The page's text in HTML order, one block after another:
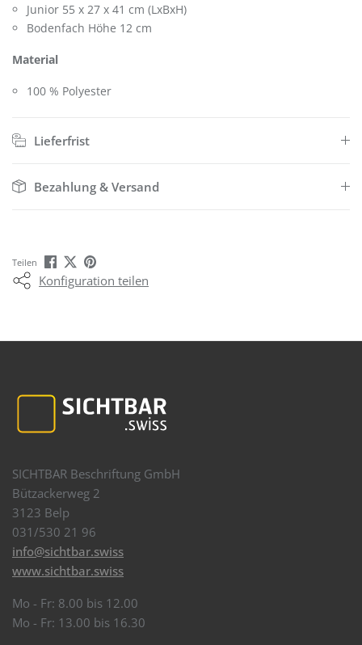
Junior 55 x 27 x 41 cm (LxBxH)
Bodenfach Höhe 12 cm
Material
100 % Polyester
Lieferfrist
Bezahlung & Versand
Teilen
Konfiguration teilen
SICHTBAR Beschriftung GmbH
Bützackerweg 2
3123 Belp
031/530 21 96
info@sichtbar.swiss
www.sichtbar.swiss
Mo - Fr: 8.00 bis 12.00
Mo - Fr: 13.00 bis 16.30